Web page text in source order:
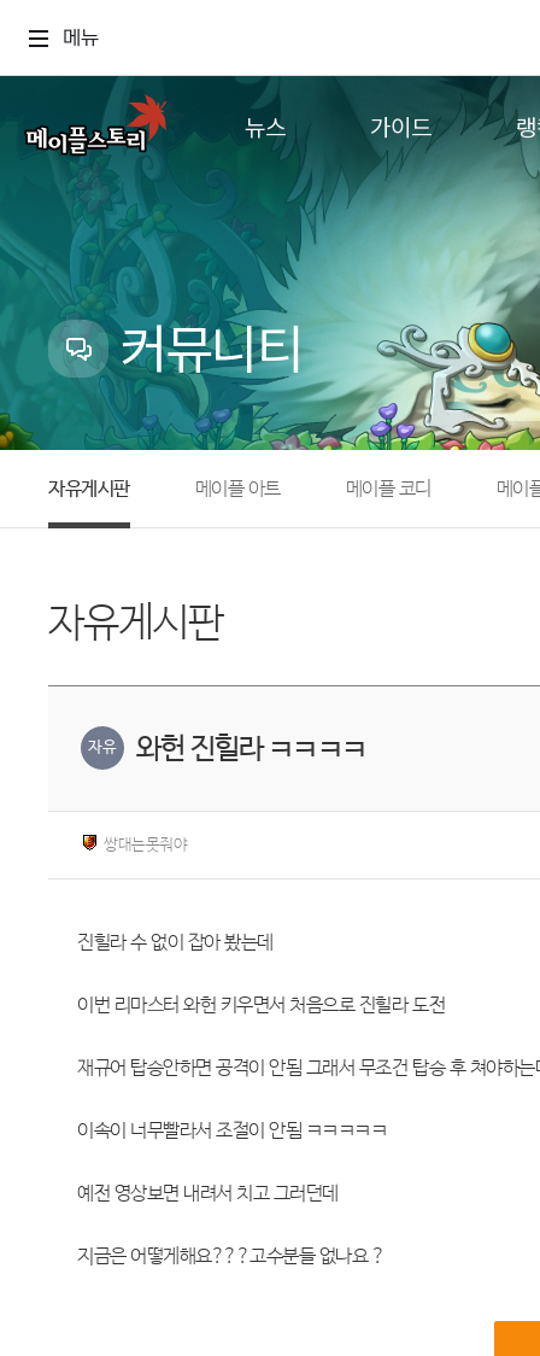
메뉴
뉴스
업데이트
이벤트
캐시샵 공지
메이플 알림판
with maple
가이드
추가정보
컨텐
커뮤니티
자유게시판 메이플 아트 메이플 코디 메이
자유게시판
자유 와헌 진힐라 ㅋㅋㅋㅋ
쌍대는못줘야
진힐라 수 없이 잡아 봤는데
이번 리마스터 와헌 키우면서 처음으로 진힐라 도전
재규어 탑승안하면 공격이 안됨 그래서 무조건 탑승 후 쳐야하는
이속이 너무빨라서 조절이 안됨 ㅋㅋㅋㅋㅋ
예전 영상보면 내려서 치고 그러던데
지금은 어떻게해요???고수분들 없나요 ?